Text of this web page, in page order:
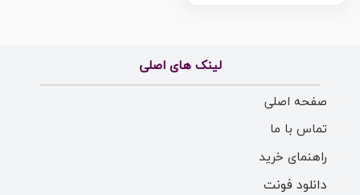
لینک های اصلی
صفحه اصلی
تماس با ما
راهنمای خرید
دانلود فونت